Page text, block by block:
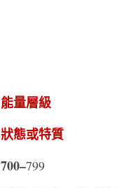
能量層級
狀態或特質
700–799